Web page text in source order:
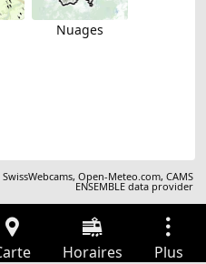
Nuages
SwissWebcams,Open-Meteo.com,CAMS
ENSEMBLE data provider
Horaires Plus